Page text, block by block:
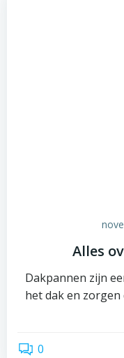
Alles
Dakpannen zijn
het dak en
0